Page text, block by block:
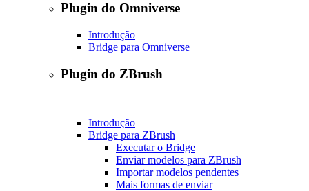
Plugin do Omniverse
Introdução
Bridge para Omniverse
Plugin do ZBrush
Introdução
Bridge para ZBrush
Executar o Bridge
Enviar modelos para ZBrush
Importar modelos pendentes
Mais formas de enviar